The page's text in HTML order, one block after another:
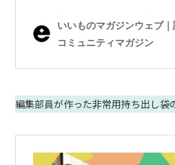
編集部員が作った非常用持ち出し袋